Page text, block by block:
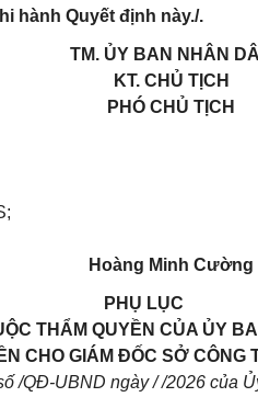
hành Quyết định này./.
TM. ỦY BAN NHÂN
KT. CHỦ TỊCH
PHÓ CHỦ TỊCH
Hoàng Minh Cường
PHỤ LỤC
THẨM QUYỀN CỦA ỦY
CHO GIÁM ĐỐC SỞ CÔNG
/QĐ-UBND ngày / /2026 của